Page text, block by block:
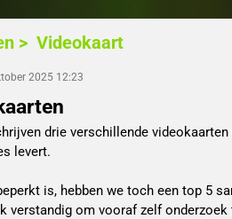
> Videokaart
2025 12:23
drie verschillende
levert.
is, hebben we toch een top 5
verstandig om vooraf zelf